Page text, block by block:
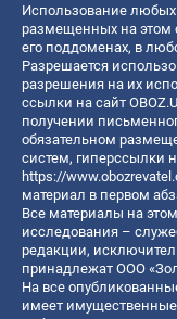
Использование любых
размещенных на этом
его поддоменах, в
Разрешается
разрешения на их
ссылки на сайт
получении
обязательном
систем, гиперссылки
https://
материал в первом
Все материалы на
исследования –
редакции,
принадлежат ООО
На все
имеет